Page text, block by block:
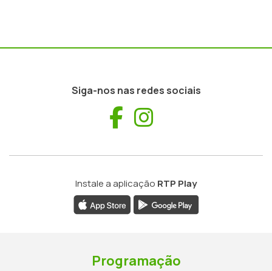
Siga-nos nas redes sociais
Facebook
Instale a aplicação RTP Play
Programação